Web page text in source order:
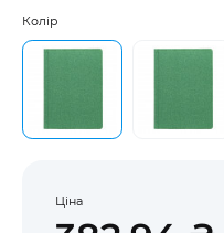
Колір
Ціна